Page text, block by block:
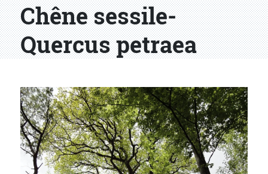
Chêne sessile-
Quercus petraea